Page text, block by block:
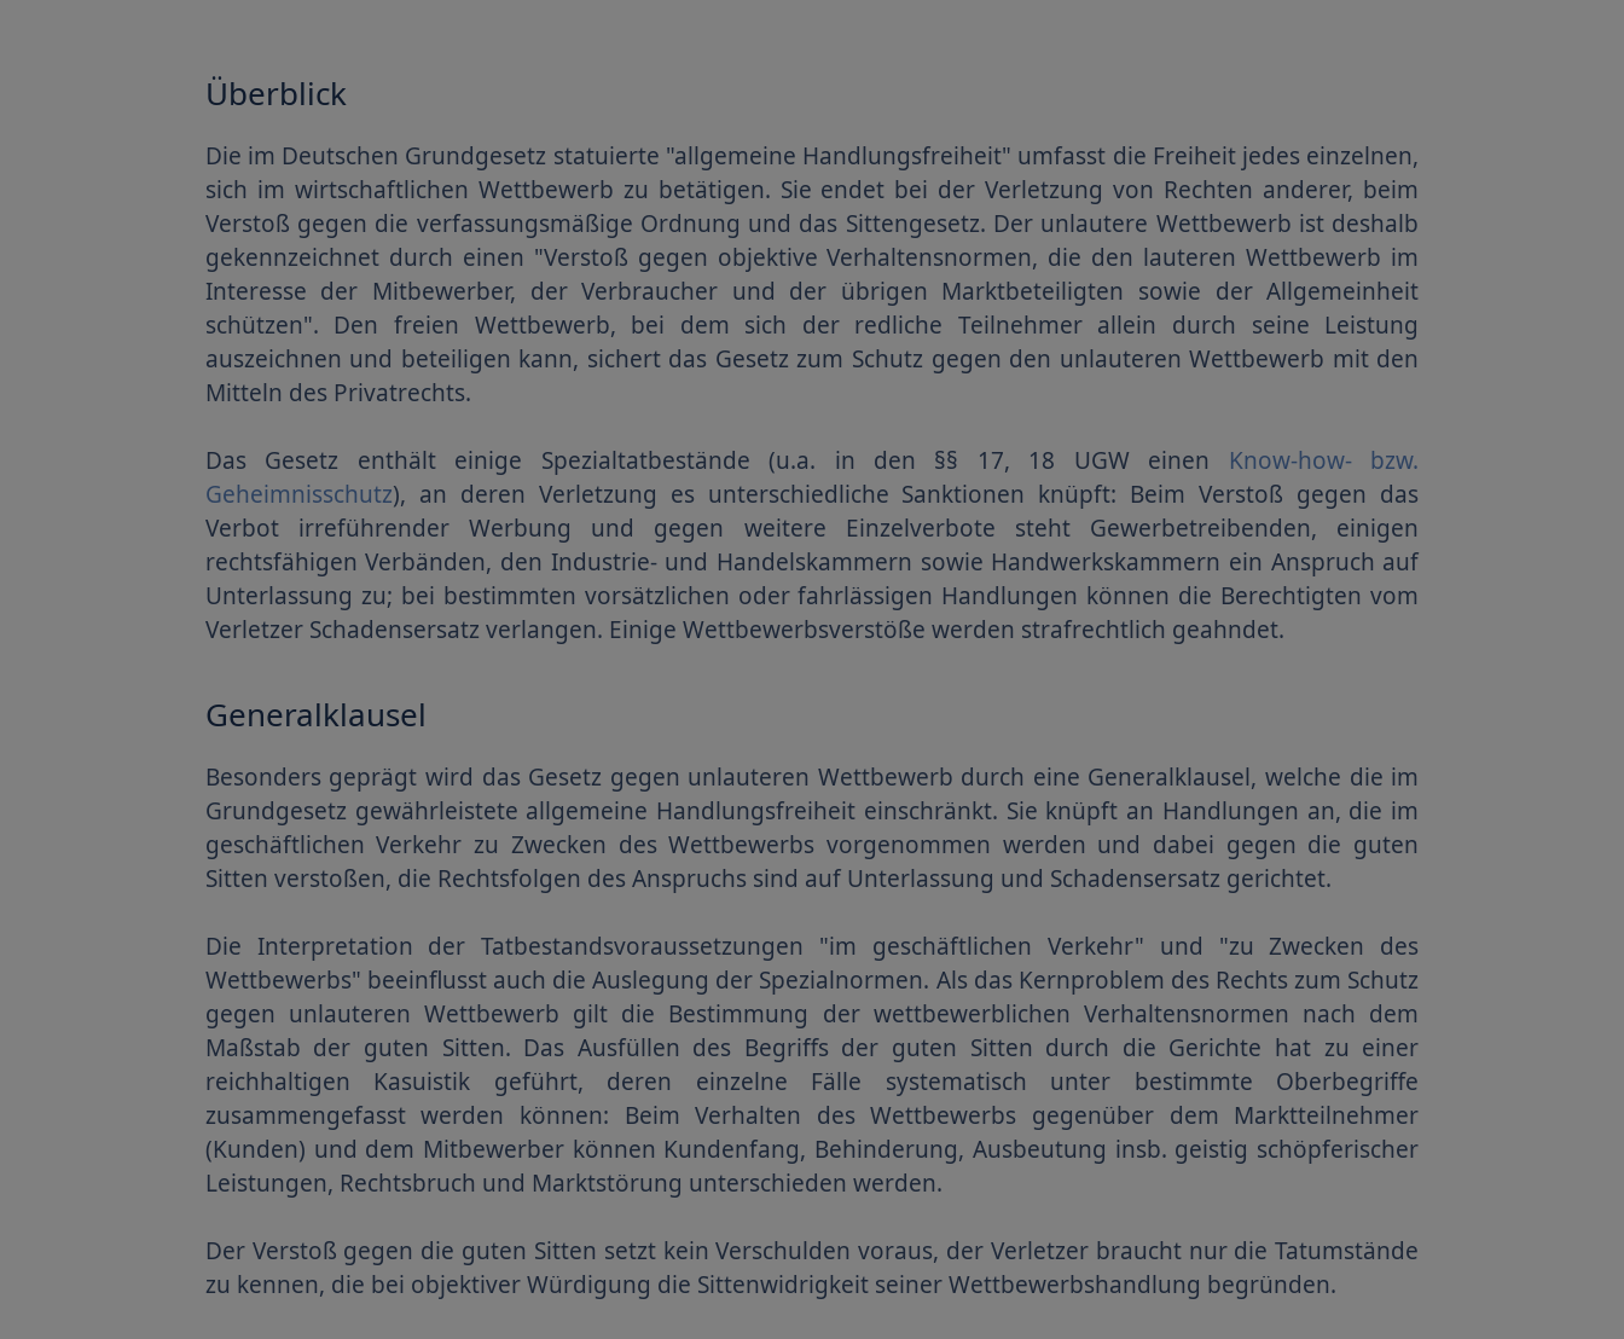
Überblick
Die im Deutschen Grundgesetz statuierte "allgemeine Handlungsfreiheit" umfasst die Freiheit jedes einzelnen,
sich im wirtschaftlichen Wettbewerb zu betätigen. Sie endet bei der Verletzung von Rechten anderer, beim
Verstoß gegen die verfassungsmäßige Ordnung und das Sittengesetz. Der unlautere Wettbewerb ist deshalb
gekennzeichnet durch einen "Verstoß gegen objektive Verhaltensnormen, die den lauteren Wettbewerb im
Interesse der Mitbewerber, der Verbraucher und der übrigen Marktbeteiligten sowie der Allgemeinheit
schützen". Den freien Wettbewerb, bei dem sich der redliche Teilnehmer allein durch seine Leistung
auszeichnen und beteiligen kann, sichert das Gesetz zum Schutz gegen den unlauteren Wettbewerb mit den
Mitteln des Privatrechts.
Das Gesetz enthält einige Spezialtatbestände (u.a. in den §§ 17, 18 UGW einen Know-how- bzw.
Geheimnisschutz), an deren Verletzung es unterschiedliche Sanktionen knüpft: Beim Verstoß gegen das
Verbot irreführender Werbung und gegen weitere Einzelverbote steht Gewerbetreibenden, einigen
rechtsfähigen Verbänden, den Industrie- und Handelskammern sowie Handwerkskammern ein Anspruch auf
Unterlassung zu; bei bestimmten vorsätzlichen oder fahrlässigen Handlungen können die Berechtigten vom
Verletzer Schadensersatz verlangen. Einige Wettbewerbsverstöße werden strafrechtlich geahndet.
Generalklausel
Besonders geprägt wird das Gesetz gegen unlauteren Wettbewerb durch eine Generalklausel, welche die im
Grundgesetz gewährleistete allgemeine Handlungsfreiheit einschränkt. Sie knüpft an Handlungen an, die im
geschäftlichen Verkehr zu Zwecken des Wettbewerbs vorgenommen werden und dabei gegen die guten
Sitten verstoßen, die Rechtsfolgen des Anspruchs sind auf Unterlassung und Schadensersatz gerichtet.
Die Interpretation der Tatbestandsvoraussetzungen "im geschäftlichen Verkehr" und "zu Zwecken des
Wettbewerbs" beeinflusst auch die Auslegung der Spezialnormen. Als das Kernproblem des Rechts zum Schutz
gegen unlauteren Wettbewerb gilt die Bestimmung der wettbewerblichen Verhaltensnormen nach dem
Maßstab der guten Sitten. Das Ausfüllen des Begriffs der guten Sitten durch die Gerichte hat zu einer
reichhaltigen Kasuistik geführt, deren einzelne Fälle systematisch unter bestimmte Oberbegriffe
zusammengefasst werden können: Beim Verhalten des Wettbewerbs gegenüber dem Marktteilnehmer
(Kunden) und dem Mitbewerber können Kundenfang, Behinderung, Ausbeutung insb. geistig schöpferischer
Leistungen, Rechtsbruch und Marktstörung unterschieden werden.
Der Verstoß gegen die guten Sitten setzt kein Verschulden voraus, der Verletzer braucht nur die Tatumstände
zu kennen, die bei objektiver Würdigung die Sittenwidrigkeit seiner Wettbewerbshandlung begründen.